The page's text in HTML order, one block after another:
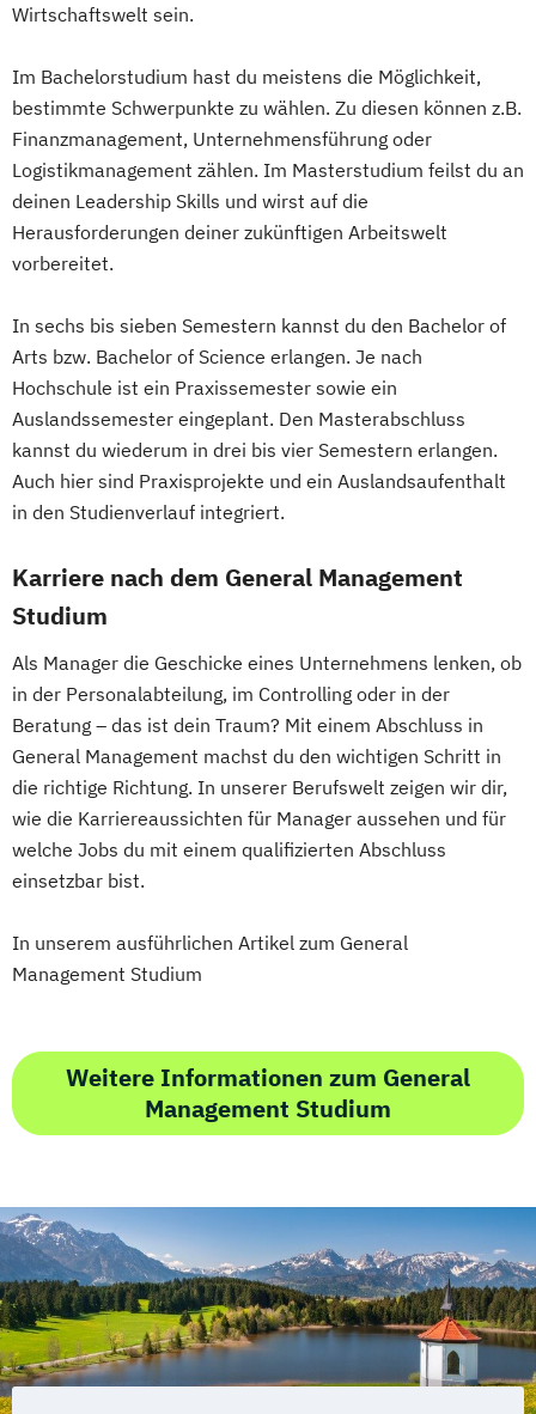
Wirtschaftswelt sein.
Im Bachelorstudium hast du meistens die Möglichkeit,
bestimmte Schwerpunkte zu wählen. Zu diesen können z.B.
Finanzmanagement, Unternehmensführung oder
Logistikmanagement zählen. Im Masterstudium feilst du an
deinen Leadership Skills und wirst auf die
Herausforderungen deiner zukünftigen Arbeitswelt
vorbereitet.
In sechs bis sieben Semestern kannst du den Bachelor of
Arts bzw. Bachelor of Science erlangen. Je nach
Hochschule ist ein Praxissemester sowie ein
Auslandssemester eingeplant. Den Masterabschluss
kannst du wiederum in drei bis vier Semestern erlangen.
Auch hier sind Praxisprojekte und ein Auslandsaufenthalt
in den Studienverlauf integriert.
Karriere nach dem General Management
Studium
Als Manager die Geschicke eines Unternehmens lenken, ob
in der Personalabteilung, im Controlling oder in der
Beratung – das ist dein Traum? Mit einem Abschluss in
General Management machst du den wichtigen Schritt in
die richtige Richtung. In unserer Berufswelt zeigen wir dir,
wie die Karriereaussichten für Manager aussehen und für
welche Jobs du mit einem qualifizierten Abschluss
einsetzbar bist.
In unserem ausführlichen Artikel zum General
Management Studium
Weitere Informationen zum General
Management Studium